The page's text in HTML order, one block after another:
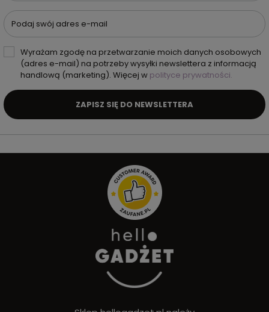
Podaj swój adres e-mail
Wyrażam zgodę na przetwarzanie moich danych osobowych
(adres e-mail) na potrzeby wysyłki newslettera z informacją
handlową (marketing). Więcej w polityce prywatności.
ZAPISZ SIĘ DO NEWSLETTERA